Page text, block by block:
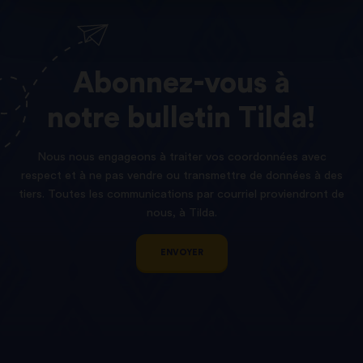
Abonnez-vous
à
notre bulletin Tilda!
Nous nous engageons à traiter vos coordonnées avec
respect et à ne pas vendre ou transmettre de données à des
tiers. Toutes les communications par courriel proviendront de
nous, à Tilda.
ENVOYER